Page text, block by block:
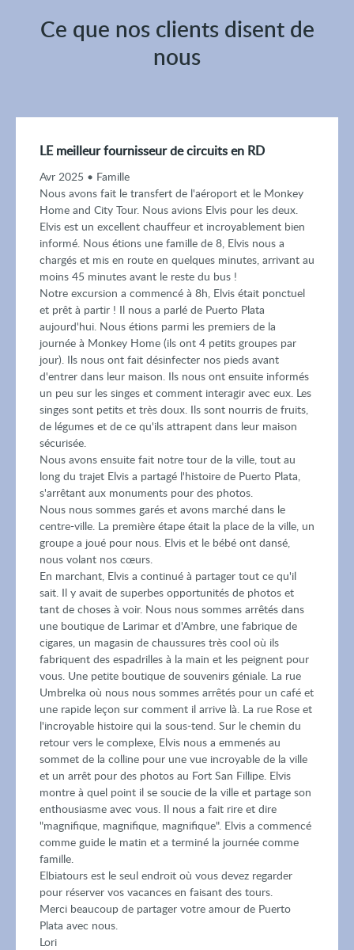
Ce que nos clients disent de
nous
LE meilleur fournisseur de circuits en RD
Avr 2025 • Famille
Nous avons fait le transfert de l'aéroport et le Monkey
Home and City Tour. Nous avions Elvis pour les deux.
Elvis est un excellent chauffeur et incroyablement bien
informé. Nous étions une famille de 8, Elvis nous a
chargés et mis en route en quelques minutes, arrivant au
moins 45 minutes avant le reste du bus !
Notre excursion a commencé à 8h, Elvis était ponctuel
et prêt à partir ! Il nous a parlé de Puerto Plata
aujourd'hui. Nous étions parmi les premiers de la
journée à Monkey Home (ils ont 4 petits groupes par
jour). Ils nous ont fait désinfecter nos pieds avant
d'entrer dans leur maison. Ils nous ont ensuite informés
un peu sur les singes et comment interagir avec eux. Les
singes sont petits et très doux. Ils sont nourris de fruits,
de légumes et de ce qu'ils attrapent dans leur maison
sécurisée.
Nous avons ensuite fait notre tour de la ville, tout au
long du trajet Elvis a partagé l'histoire de Puerto Plata,
s'arrêtant aux monuments pour des photos.
Nous nous sommes garés et avons marché dans le
centre-ville. La première étape était la place de la ville, un
groupe a joué pour nous. Elvis et le bébé ont dansé,
nous volant nos cœurs.
En marchant, Elvis a continué à partager tout ce qu'il
sait. Il y avait de superbes opportunités de photos et
tant de choses à voir. Nous nous sommes arrêtés dans
une boutique de Larimar et d'Ambre, une fabrique de
cigares, un magasin de chaussures très cool où ils
fabriquent des espadrilles à la main et les peignent pour
vous. Une petite boutique de souvenirs géniale. La rue
Umbrelka où nous nous sommes arrêtés pour un café et
une rapide leçon sur comment il arrive là. La rue Rose et
l'incroyable histoire qui la sous-tend. Sur le chemin du
retour vers le complexe, Elvis nous a emmenés au
sommet de la colline pour une vue incroyable de la ville
et un arrêt pour des photos au Fort San Fillipe. Elvis
montre à quel point il se soucie de la ville et partage son
enthousiasme avec vous. Il nous a fait rire et dire
"magnifique, magnifique, magnifique". Elvis a commencé
comme guide le matin et a terminé la journée comme
famille.
Elbiatours est le seul endroit où vous devez regarder
pour réserver vos vacances en faisant des tours.
Merci beaucoup de partager votre amour de Puerto
Plata avec nous.
Lori